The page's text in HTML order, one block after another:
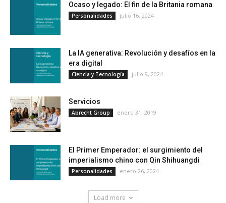
Ocaso y legado: El fin de la Britania romana
Personalidades julio 16, 2024
La IA generativa: Revolución y desafíos en la
era digital
Ciencia y Tecnología julio 9, 2024
Servicios
Abrecht Group enero 31, 2019
El Primer Emperador: el surgimiento del
imperialismo chino con Qin Shihuangdi
Personalidades enero 26, 2024
Load more